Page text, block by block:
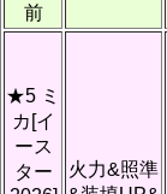
前
★5 ミ
カ[イ
ース
ター
火力&照準